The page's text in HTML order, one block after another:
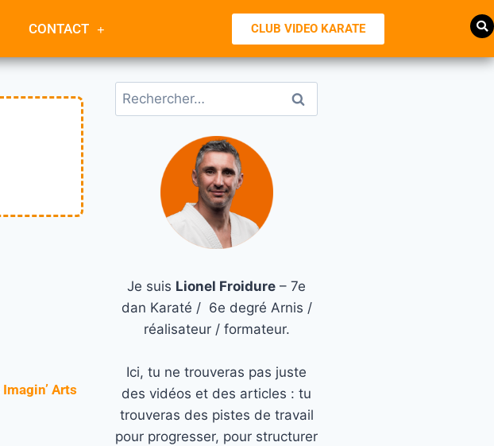
CONTACT CLUB VIDEO KARATE
Imagin’ Arts
Je suis Lionel Froidure – 7e
dan Karaté / 6e degré Arnis /
réalisateur / formateur.
Ici, tu ne trouveras pas juste
des vidéos et des articles : tu
trouveras des pistes de travail
pour progresser, pour structurer